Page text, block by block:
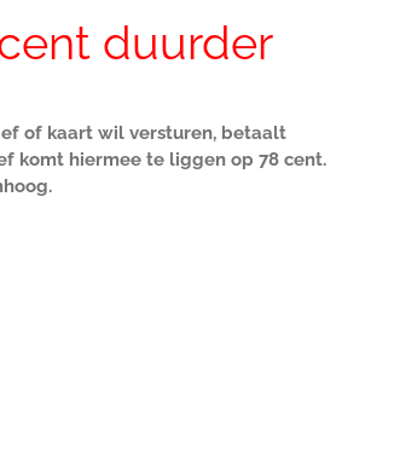
duurder
of kaart wil versturen, betaalt
komt hiermee te liggen op 78 cent.